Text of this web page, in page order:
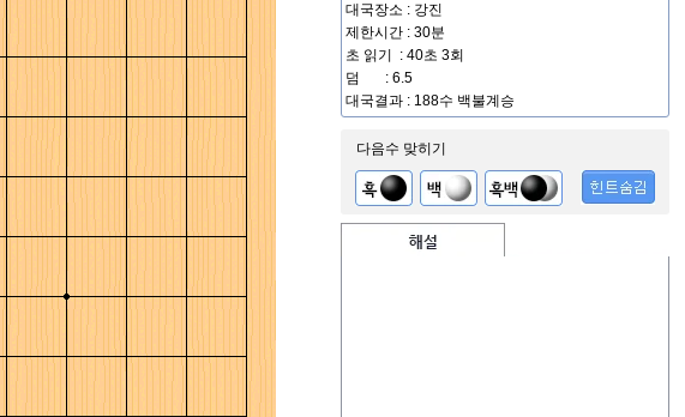
대국장소 : 강진
제한시간 : 30분
초 읽기 : 40초 3회
덤 : 6.5
대국결과 : 188수 백불계승
다음수 맞히기